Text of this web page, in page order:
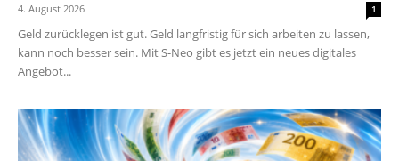
4. August 2026 1
Geld zurücklegen ist gut. Geld langfristig für sich arbeiten zu lassen,
kann noch besser sein. Mit S-Neo gibt es jetzt ein neues digitales
Angebot...